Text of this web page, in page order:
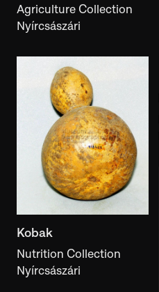
place of creation
Place of use
place of use
Place of collection
place of collection
Collection
collection
material
Technique
Agriculture Collection
Nyírcsászári
Kobak
Nutrition Collection
Nyírcsászári